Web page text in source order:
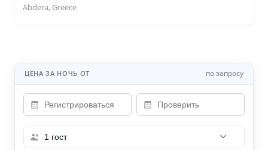
Abdera, Greece
ЦЕНА ЗА НОЧЬ ОТ по запросу
1 гост